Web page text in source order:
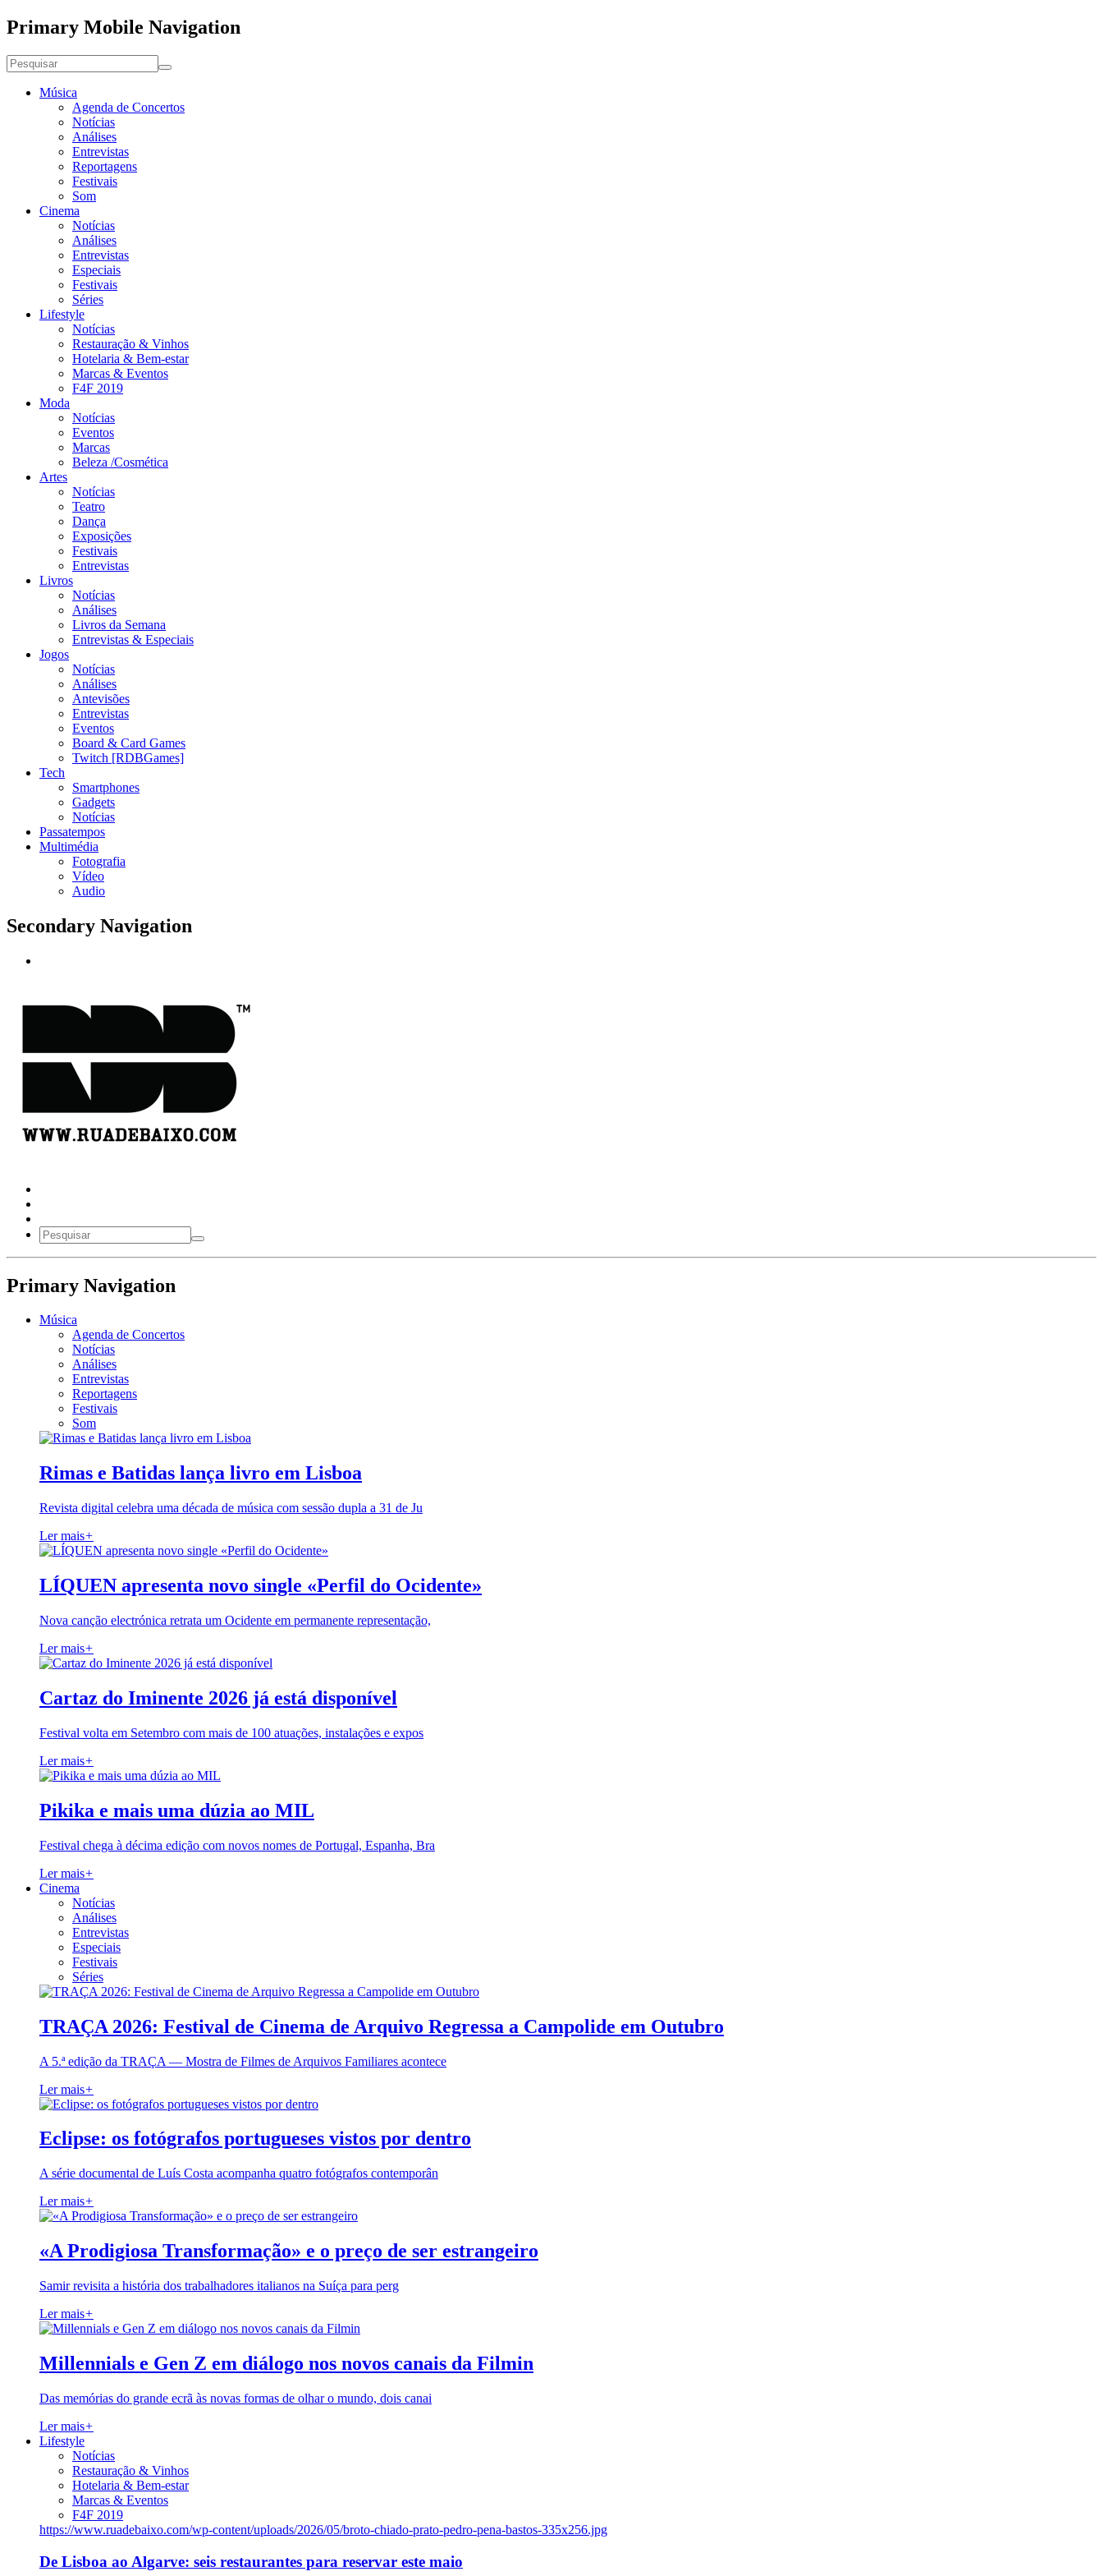
Primary Mobile Navigation
Música
Agenda de Concertos
Notícias
Análises
Entrevistas
Reportagens
Festivais
Som
Cinema
Notícias
Análises
Entrevistas
Especiais
Festivais
Séries
Lifestyle
Notícias
Restauração & Vinhos
Hotelaria & Bem-estar
Marcas & Eventos
F4F 2019
Moda
Notícias
Eventos
Marcas
Beleza /Cosmética
Artes
Notícias
Teatro
Dança
Exposições
Festivais
Entrevistas
Livros
Notícias
Análises
Livros da Semana
Entrevistas & Especiais
Jogos
Notícias
Análises
Antevisões
Entrevistas
Eventos
Board & Card Games
Twitch [RDBGames]
Tech
Smartphones
Gadgets
Notícias
Passatempos
Multimédia
Fotografia
Vídeo
Audio
Secondary Navigation
Primary Navigation
Música
Agenda de Concertos
Notícias
Análises
Entrevistas
Reportagens
Festivais
Som
Rimas e Batidas lança livro em Lisboa
Revista digital celebra uma década de música com sessão dupla a 31 de Ju
Ler mais+
LÍQUEN apresenta novo single «Perfil do Ocidente»
Nova canção electrónica retrata um Ocidente em permanente representação,
Ler mais+
Cartaz do Iminente 2026 já está disponível
Festival volta em Setembro com mais de 100 atuações, instalações e expos
Ler mais+
Pikika e mais uma dúzia ao MIL
Festival chega à décima edição com novos nomes de Portugal, Espanha, Bra
Ler mais+
Cinema
Notícias
Análises
Entrevistas
Especiais
Festivais
Séries
TRAÇA 2026: Festival de Cinema de Arquivo Regressa a Campolide em Outubro
A 5.ª edição da TRAÇA — Mostra de Filmes de Arquivos Familiares acontece
Ler mais+
Eclipse: os fotógrafos portugueses vistos por dentro
A série documental de Luís Costa acompanha quatro fotógrafos contemporân
Ler mais+
«A Prodigiosa Transformação» e o preço de ser estrangeiro
Samir revisita a história dos trabalhadores italianos na Suíça para perg
Ler mais+
Millennials e Gen Z em diálogo nos novos canais da Filmin
Das memórias do grande ecrã às novas formas de olhar o mundo, dois canai
Ler mais+
Lifestyle
Notícias
Restauração & Vinhos
Hotelaria & Bem-estar
Marcas & Eventos
F4F 2019
https://www.ruadebaixo.com/wp-content/uploads/2026/05/broto-chiado-prato-pedro-pena-bastos-335x256.jpg
De Lisboa ao Algarve: seis restaurantes para reservar este maio